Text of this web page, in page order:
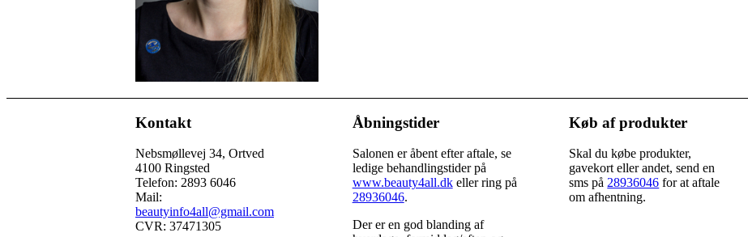
Kontakt
Nebsmøllevej 34, Ortved
4100 Ringsted
Telefon: 2893 6046
Mail:
beautyinfo4all@gmail.com
CVR: 37471305
Åbningstider
Salonen er åbent efter aftale, se
ledige behandlingstider på
www.beauty4all.dkeller ring på
28936046.
Der er en god blanding af
Køb af produkter
Skal du købe produkter,
gavekort eller andet, send en
sms på28936046 for at aftale
om afhentning.